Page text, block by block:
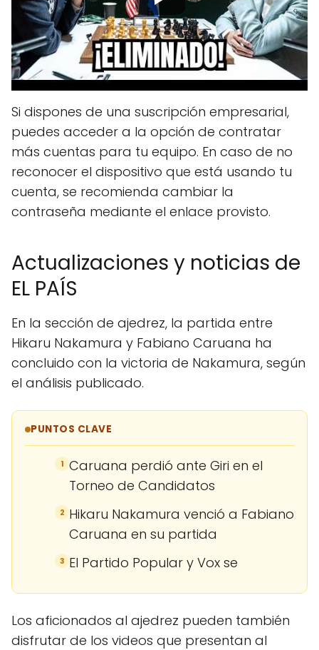
Si dispones de una suscripción empresarial,
puedes acceder a la opción de contratar
más cuentas para tu equipo. En caso de no
reconocer el dispositivo que está usando tu
cuenta, se recomienda cambiar la
contraseña mediante el enlace provisto.
Actualizaciones y noticias de
EL PAÍS
En la sección de ajedrez, la partida entre
Hikaru Nakamura y Fabiano Caruana ha
concluido con la victoria de Nakamura, según
el análisis publicado.
PUNTOS CLAVE
1 Caruana perdió ante Giri en el
Torneo de Candidatos
2 Hikaru Nakamura venció a Fabiano
Caruana en su partida
3 El Partido Popular y Vox se
Los aficionados al ajedrez pueden también
disfrutar de los videos que presentan al